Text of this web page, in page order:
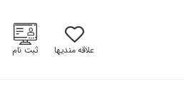
علاقه مندیها ثبت نام